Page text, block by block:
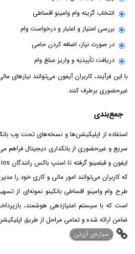
انتخاب گزینه وام وامینو اقساطی
بررسی امتیاز و اعتبار و درخواست وام
در صورت نیاز، اضافه کردن حامی
دریافت تأییدیه و واریز مبلغ وام
با این فرآیند، کاربران آیفون می‌توانند
غیرحضوری برطرف کنند.
جمع‌بندی
استفاده از اپلیکیشن‌ها و نسخه‌های تحت وب
سریع و غیرحضوری از بانکداری دیجیتال فراهم
که کاربران می‌توانند امور مالی و کاری خود را
طرح وام وامینو اقساطی بانکینو نمونه‌ای از
است که با سیستم امتیازدهی هوشمند،
ضامن ارائه شده و تمامی مراحل از طریق
‌سیاره‌ی آی‌تی